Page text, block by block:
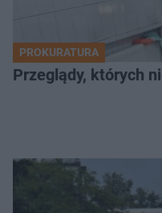
PROKURATURA
Przeglądy, których